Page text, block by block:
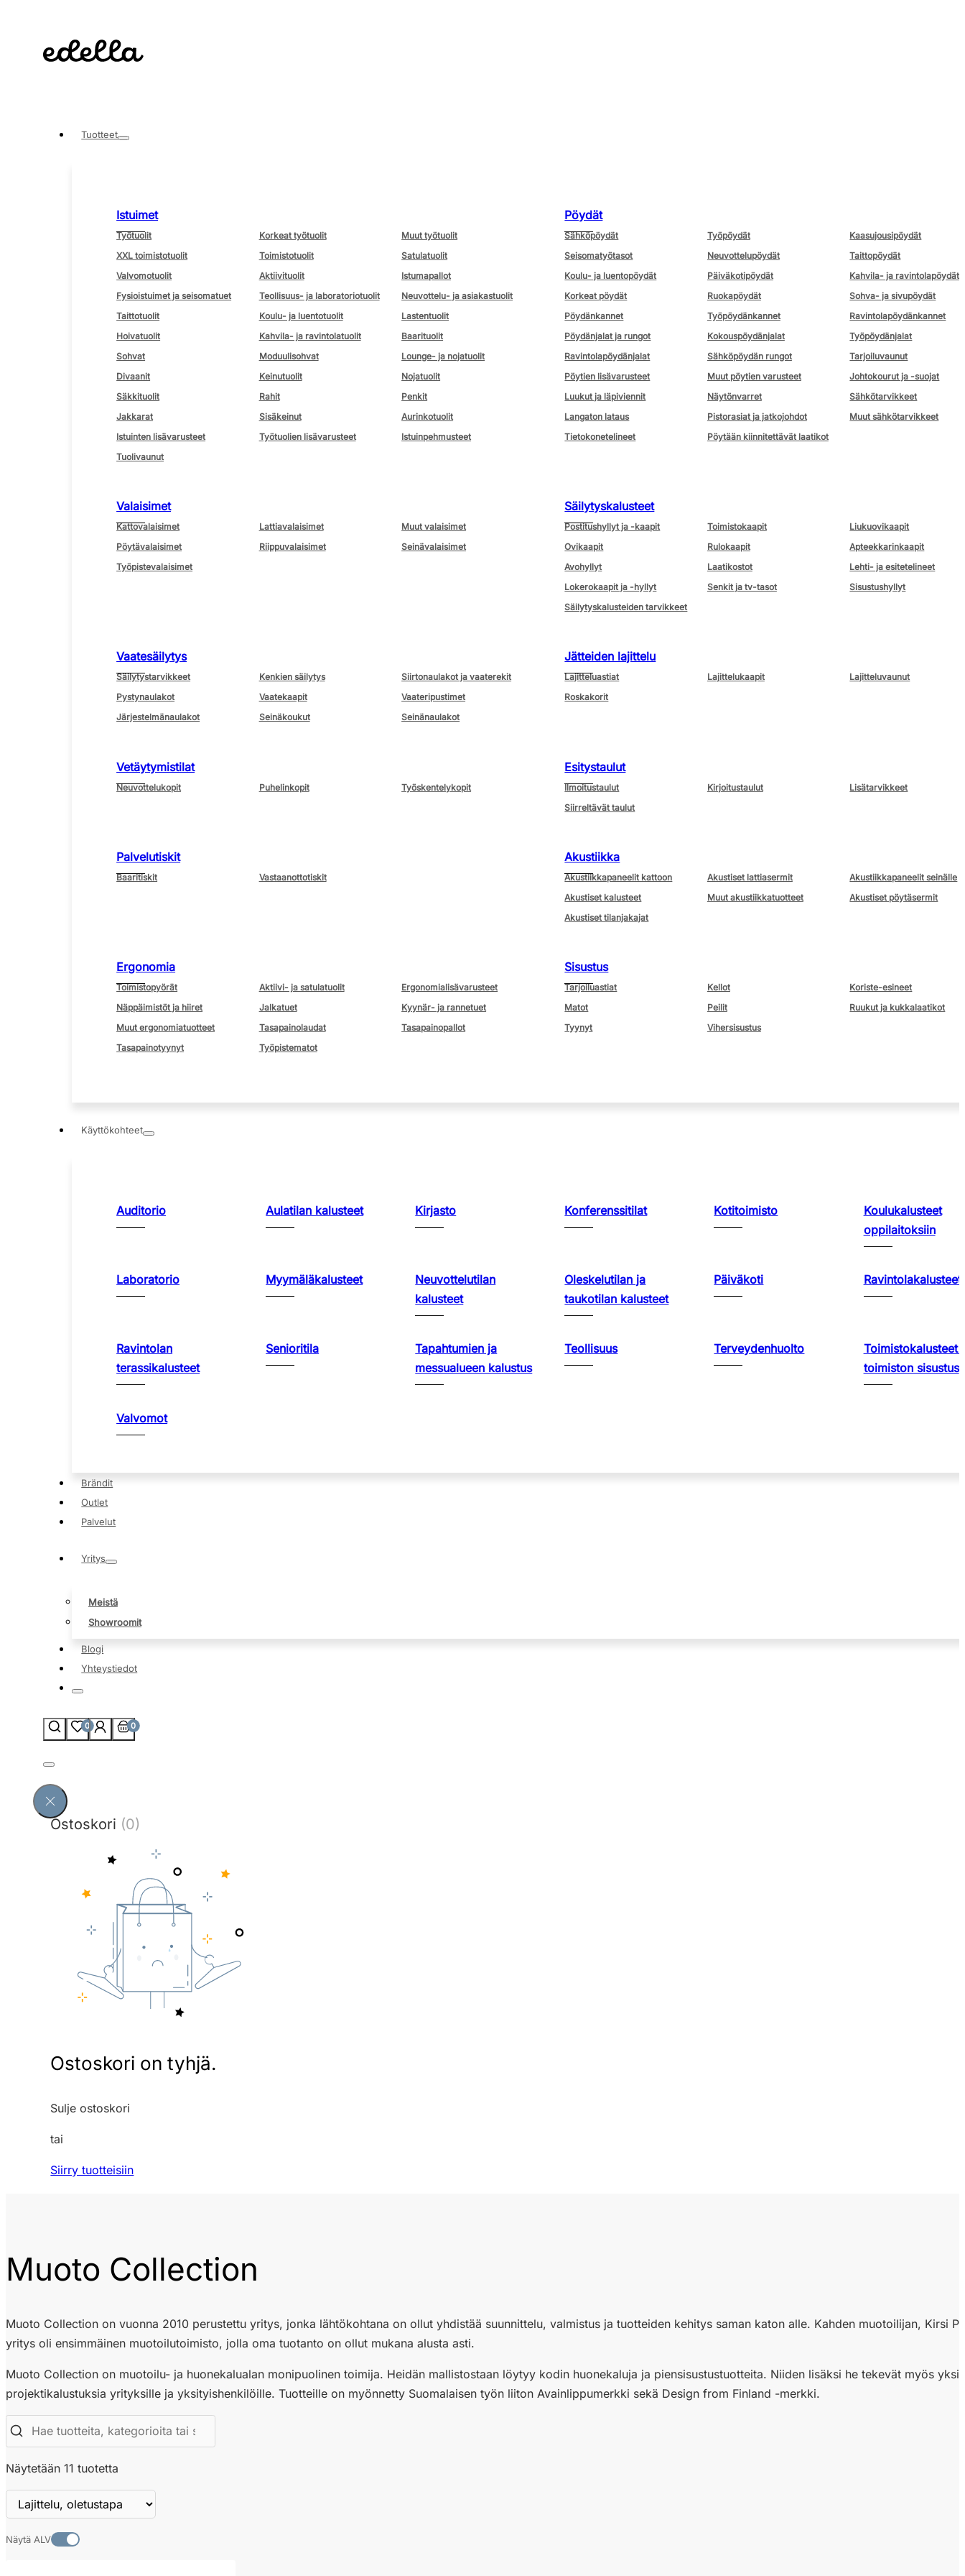
Tuotteet
Istuimet
Työtuolit Korkeat työtuolit
Muut työtuolit
XXL toimistotuolit
Toimistotuolit
Satulatuolit
Valvomotuolit
Aktiivituolit
Istumapallot
Fysioistuimet ja seisomatuet
Teollisuus- ja laboratoriotuolit
Neuvottelu- ja asiakastuolit
Taittotuolit
Koulu- ja luentotuolit
Lastentuolit
Hoivatuolit
Kahvila- ja ravintolatuolit
Baarituolit
Sohvat
Moduulisohvat
Lounge- ja nojatuolit
Divaanit
Keinutuolit
Nojatuolit
Säkkituolit
Rahit
Penkit
Jakkarat
Sisäkeinut
Aurinkotuolit
Istuinten lisävarusteet
Työtuolien lisävarusteet
Istuinpehmusteet
Tuolivaunut
Pöydät
Sähköpöydät Työpöydät
Kaasujousipöydät
Seisomatyötasot
Neuvottelupöydät
Taittopöydät
Koulu- ja luentopöydät
Päiväkotipöydät
Kahvila- ja ravintolapöydät
Korkeat pöydät
Ruokapöydät
Sohva- ja sivupöydät
Pöydänkannet
Työpöydänkannet
Ravintolapöydänkannet
Pöydänjalat ja rungot
Kokouspöydänjalat
Työpöydänjalat
Ravintolapöydänjalat
Sähköpöydän rungot
Tarjoiluvaunut
Pöytien lisävarusteet
Muut pöytien varusteet
Johtokourut ja -suojat
Luukut ja läpiviennit
Näytönvarret
Sähkötarvikkeet
Langaton lataus
Pistorasiat ja jatkojohdot
Muut sähkötarvikkeet
Tietokonetelineet
Pöytään kiinnitettävät laatikot
Valaisimet
Kattovalaisimet Lattiavalaisimet
Muut valaisimet
Pöytävalaisimet
Riippuvalaisimet
Seinävalaisimet
Työpistevalaisimet
Säilytyskalusteet
Postitushyllyt ja -kaapit Toimistokaapit
Liukuovikaapit
Ovikaapit
Rulokaapit
Apteekkarinkaapit
Avohyllyt
Laatikostot
Lehti- ja esitetelineet
Lokerokaapit ja -hyllyt
Senkit ja tv-tasot
Sisustushyllyt
Säilytyskalusteiden tarvikkeet
Vaatesäilytys
Säilytystarvikkeet Kenkien säilytys
Siirtonaulakot ja vaaterekit
Pystynaulakot
Vaatekaapit
Vaateripustimet
Järjestelmänaulakot
Seinäkoukut Seinänaulakot
Jätteiden lajittelu
Lajitteluastiat Lajittelukaapit
Lajitteluvaunut
Roskakorit
Vetäytymistilat
Neuvottelukopit Puhelinkopit Työskentelykopit
Esitystaulut
Ilmoitustaulut Kirjoitustaulut
Lisätarvikkeet
Siirreltävät taulut
Palvelutiskit
Baaritiskit Vastaanottotiskit
Akustiikka
Akustiikkapaneelit kattoon Akustiset lattiasermit
Akustiikkapaneelit seinälle
Akustiset kalusteet
Muut akustiikkatuotteet
Akustiset pöytäsermit
Akustiset tilanjakajat
Ergonomia
Toimistopyörät Aktiivi- ja satulatuolit
Ergonomialisävarusteet
Näppäimistöt ja hiiret
Jalkatuet
Kyynär- ja rannetuet
Muut ergonomiatuotteet
Tasapainolaudat
Tasapainopallot
Tasapainotyynyt
Työpistematot
Sisustus
Tarjoiluastiat Kellot
Koriste-esineet
Matot
Peilit
Ruukut ja kukkalaatikot
Tyynyt
Vihersisustus
Käyttökohteet
Auditorio Aulatilan kalusteet Kirjasto Konferenssitilat Kotitoimisto
Koulukalusteet
oppilaitoksiin
Laboratorio Myymäläkalusteet
Neuvottelutilan
kalusteet
Oleskelutilan ja
taukotilan kalusteet
Päiväkoti Ravintolakalusteet
Ravintolan
terassikalusteet
Senioritila
Tapahtumien ja
messualueen kalustus
Teollisuus Terveydenhuolto
Toimistokalusteet
toimiston sisustus
Valvomot
Brändit
Outlet
Palvelut
Yritys
Meistä
Showroomit
Blogi
Yhteystiedot
0 0
Ostoskori (0)
Ostoskori on tyhjä.
Sulje ostoskori
tai
Siirry tuotteisiin
Muoto Collection
Muoto Collection on vuonna 2010 perustettu yritys, jonka lähtökohtana on ollut yhdistää suunnittelu, valmistus ja tuotteiden kehitys saman katon alle. Kahden muotoilijan, Kirsi
yritys oli ensimmäinen muotoilutoimisto, jolla oma tuotanto on ollut mukana alusta asti.
Muoto Collection on muotoilu- ja huonekalualan monipuolinen toimija. Heidän mallistostaan löytyy kodin huonekaluja ja piensisustustuotteita. Niiden lisäksi he tekevät myös
projektikalustuksia yrityksille ja yksityishenkilöille. Tuotteille on myönnetty Suomalaisen työn liiton Avainlippumerkki sekä Design from Finland -merkki.
Näytetään 11 tuotetta
Näytä ALV